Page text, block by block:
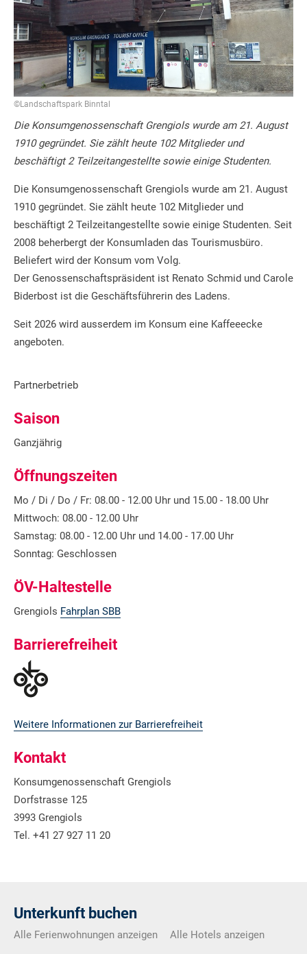
©Landschaftspark Binntal
Die Konsumgenossenschaft Grengiols wurde am 21. August
1910 gegründet. Sie zählt heute 102 Mitglieder und
beschäftigt 2 Teilzeitangestellte sowie einige Studenten.
Die Konsumgenossenschaft Grengiols wurde am 21. August
1910 gegründet. Sie zählt heute 102 Mitglieder und
beschäftigt 2 Teilzeitangestellte sowie einige Studenten. Seit
2008 beherbergt der Konsumladen das Tourismusbüro.
Beliefert wird der Konsum vom Volg.
Der Genossenschaftspräsident ist Renato Schmid und Carole
Biderbost ist die Geschäftsführerin des Ladens.
Seit 2026 wird ausserdem im Konsum eine Kaffeeecke
angeboten.
Partnerbetrieb
Saison
Ganzjährig
Öffnungszeiten
Mo / Di / Do / Fr: 08.00 - 12.00 Uhr und 15.00 - 18.00 Uhr
Mittwoch: 08.00 - 12.00 Uhr
Samstag: 08.00 - 12.00 Uhr und 14.00 - 17.00 Uhr
Sonntag: Geschlossen
ÖV-Haltestelle
Grengiols Fahrplan SBB
Barrierefreiheit
Weitere Informationen zur Barrierefreiheit
Kontakt
Konsumgenossenschaft Grengiols
Dorfstrasse 125
3993 Grengiols
Tel. +41 27 927 11 20
Unterkunft buchen
Alle Ferienwohnungen anzeigen Alle Hotels anzeigen